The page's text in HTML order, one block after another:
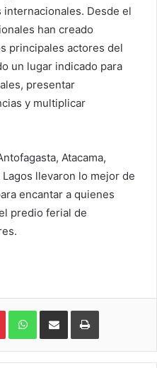
Desde el
han creado
principales actores del
un lugar indicado para
presentar
y multiplicar
Atacama,
llevaron lo mejor de
encantar a quienes
predio ferial de
Pinterest WhatsApp